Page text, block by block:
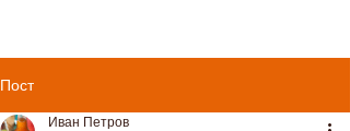
Пост
Иван Петров